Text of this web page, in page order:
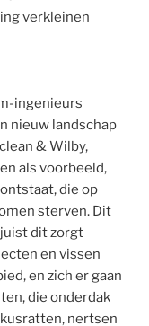
verkleinen
ingenieurs
nieuw landschap
& Wilby,
als voorbeeld,
die op
sterven. Dit
dit zorgt
en vissen
en zich er gaan
die onderdak
nertsen